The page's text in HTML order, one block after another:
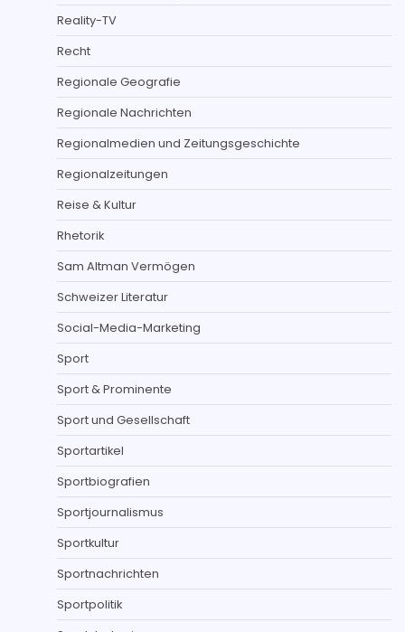
Reality-TV
Recht
Regionale Geografie
Regionale Nachrichten
Regionalmedien und Zeitungsgeschichte
Regionalzeitungen
Reise & Kultur
Rhetorik
Sam Altman Vermögen
Schweizer Literatur
Social-Media-Marketing
Sport
Sport & Prominente
Sport und Gesellschaft
Sportartikel
Sportbiografien
Sportjournalismus
Sportkultur
Sportnachrichten
Sportpolitik